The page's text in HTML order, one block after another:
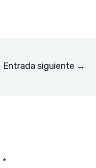
Entrada siguiente →
*